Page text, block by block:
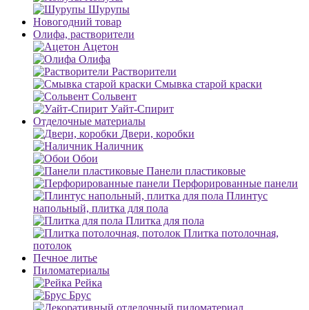
Шурупы
Новогодний товар
Олифа, растворители
Ацетон
Олифа
Растворители
Смывка старой краски
Сольвент
Уайт-Спирит
Отделочные материалы
Двери, коробки
Наличник
Обои
Панели пластиковые
Перфорированные панели
Плинтус
напольный, плитка для пола
Плитка для пола
Плитка потолочная,
потолок
Печное литье
Пиломатериалы
Рейка
Брус